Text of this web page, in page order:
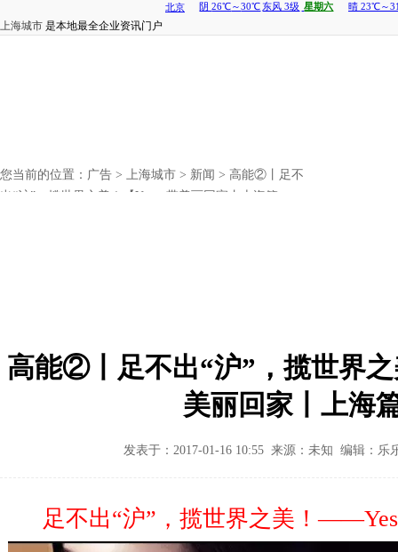
上海城市 是本地最全企业资讯门户
您当前的位置： 广告 > 上海城市 > 新闻 > 高能②丨足不
出“沪”，揽世界之美！【Yestar带美丽回家丨上海篇
高能②丨足不出“沪”，揽世界之
美丽回家丨上海
发表于：2017-01-16 10:55 来源：未知 编辑：乐
足不出“沪”，揽世界之美！